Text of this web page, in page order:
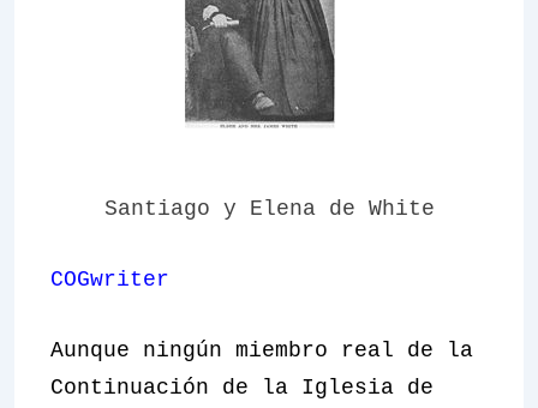
Santiago y Elena de White
COGwriter
Aunque ningún miembro real de la
Continuación de la Iglesia de